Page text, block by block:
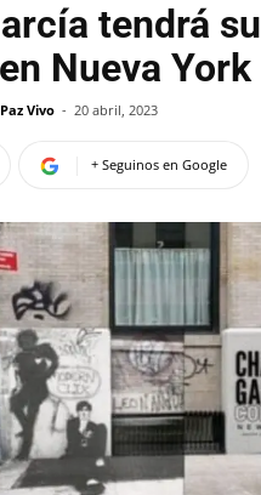
tendrá su
Nueva York
Vivo - 20 abril, 2023
+ Seguinos en Google